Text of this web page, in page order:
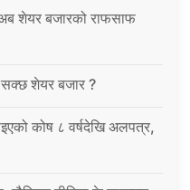
अब शेयर बजारको राफसाफ
सक्छ शेयर बजार ?
कोष ८ वर्षदेखि अलपत्र,